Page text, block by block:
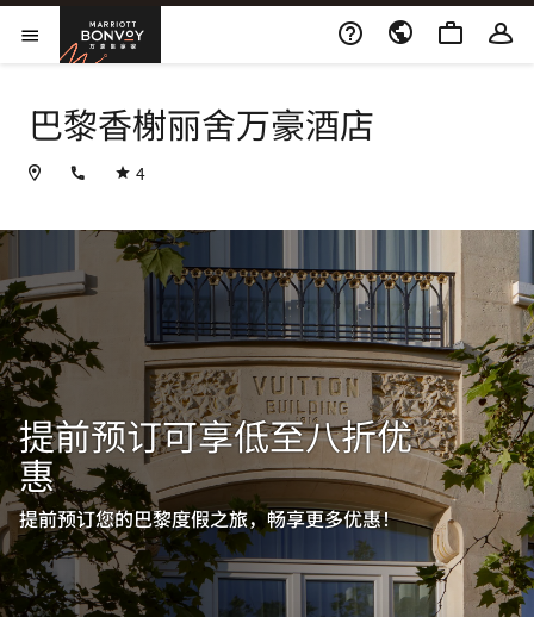
Skip to Content
打开菜单
万豪旅享家
巴黎香榭丽舍万豪酒店
+33153935500
4
提前预订可享低至八折优
惠
提前预订您的巴黎度假之旅，畅享更多优惠！